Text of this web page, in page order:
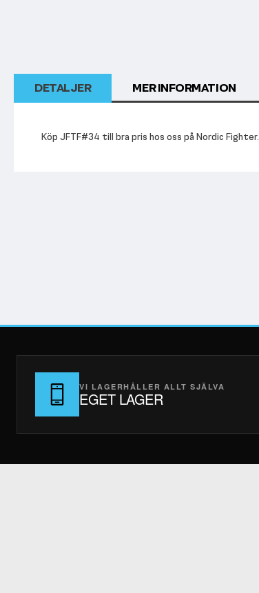
DETALJER
Köp JFTF#34 till bra pris hos oss på Nordic Fighter.
MER INFORMATION
VI LAGERHÅLLER ALLT SJÄLVA
EGET LAGER